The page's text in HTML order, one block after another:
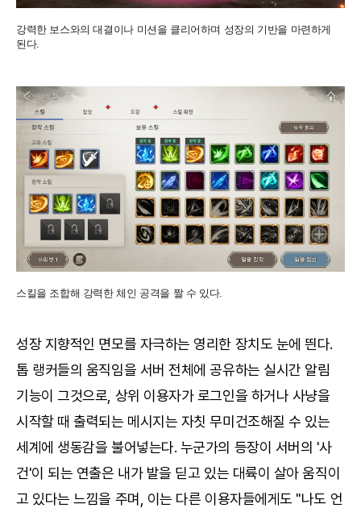
강력한 보스와의 대결이나 미션을 클리어하며 성장의 기반을 마련하게
된다.
스킬을 조합해 강력한 체인 공격을 짤 수 있다.
성장 지향적인 면모를 자극하는 영리한 장치도 눈에 띈다.
톱 랭커들의 움직임을 서버 전체에 공유하는 실시간 알림
기능이 그것으로, 상위 이용자가 로그인을 하거나 사냥을
시작할 때 출력되는 메시지는 자칫 무미건조해질 수 있는
세계에 생동감을 불어넣는다. 누군가의 등장이 서버의 '사
건'이 되는 연출은 내가 발을 딛고 있는 대륙이 살아 움직이
고 있다는 느낌을 주며, 이는 다른 이용자들에게도 "나도 언